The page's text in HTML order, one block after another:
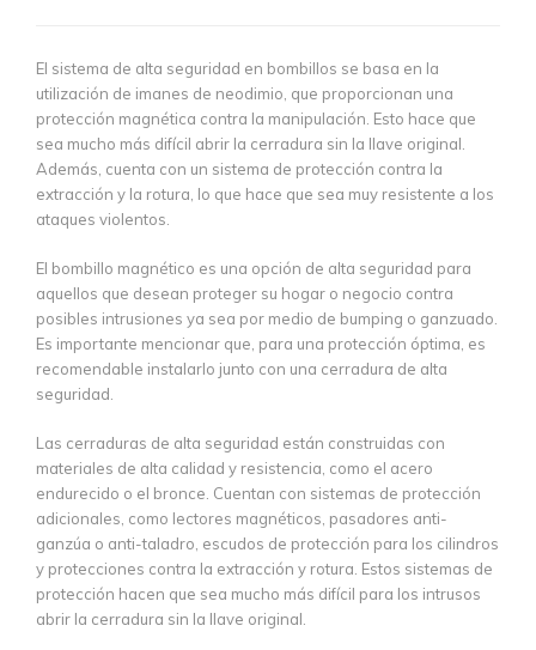
El sistema de alta seguridad en bombillos se basa en la
utilización de imanes de neodimio, que proporcionan una
protección magnética contra la manipulación. Esto hace que
sea mucho más difícil abrir la cerradura sin la llave original.
Además, cuenta con un sistema de protección contra la
extracción y la rotura, lo que hace que sea muy resistente a los
ataques violentos.
El bombillo magnético es una opción de alta seguridad para
aquellos que desean proteger su hogar o negocio contra
posibles intrusiones ya sea por medio de bumping o ganzuado.
Es importante mencionar que, para una protección óptima, es
recomendable instalarlo junto con una cerradura de alta
seguridad.
Las cerraduras de alta seguridad están construidas con
materiales de alta calidad y resistencia, como el acero
endurecido o el bronce. Cuentan con sistemas de protección
adicionales, como lectores magnéticos, pasadores anti-
ganzúa o anti-taladro, escudos de protección para los cilindros
y protecciones contra la extracción y rotura. Estos sistemas de
protección hacen que sea mucho más difícil para los intrusos
abrir la cerradura sin la llave original.